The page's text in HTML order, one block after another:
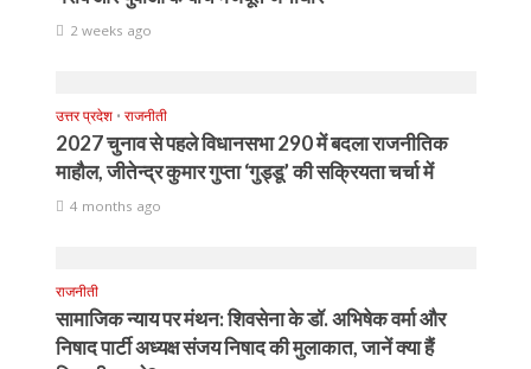
2 weeks ago
उत्तर प्रदेश • राजनीती
2027 चुनाव से पहले विधानसभा 290 में बदला राजनीतिक
माहौल, जीतेन्द्र कुमार गुप्ता ‘गुड्डू’ की सक्रियता चर्चा में
4 months ago
राजनीती
सामाजिक न्याय पर मंथन: शिवसेना के डॉ. अभिषेक वर्मा और
निषाद पार्टी अध्यक्ष संजय निषाद की मुलाकात, जानें क्या हैं